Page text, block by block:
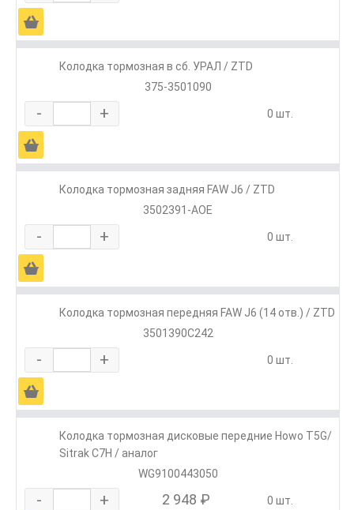
Ä
Колодка тормозная в сб. УРАЛ / ZTD
375-3501090
- + 0 шт.
Ä
Колодка тормозная задняя FAW J6 / ZTD
3502391-AOE
- + 0 шт.
Ä
Колодка тормозная передняя FAW J6 (14 отв.) / ZTD
3501390C242
- + 0 шт.
Ä
Колодка тормозная дисковые передние Howo T5G/
Sitrak C7H / аналог
WG9100443050
- + 2 948 ₽ 0 шт.